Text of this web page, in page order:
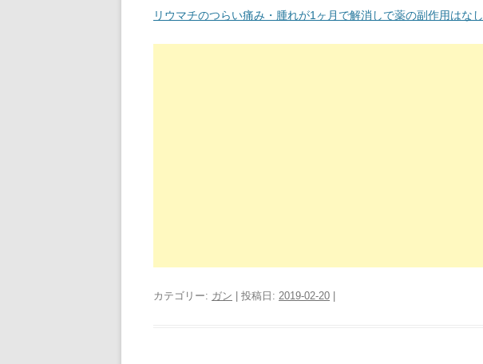
リウマチのつらい痛み・腫れが1ヶ月で解消しで薬の副作用はなし
カテゴリー: ガン | 投稿日: 2019-02-20